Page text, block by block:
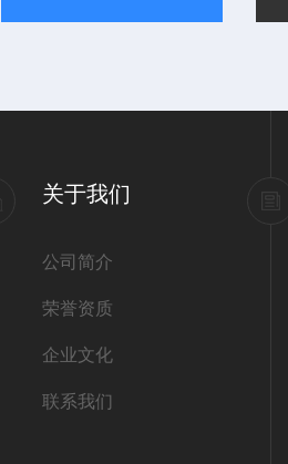
关于我们
公司简介
荣誉资质
企业文化
联系我们